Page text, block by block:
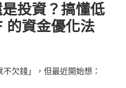
投資？搞懂低
的資金優化法
欠錢」，但最近開始想：